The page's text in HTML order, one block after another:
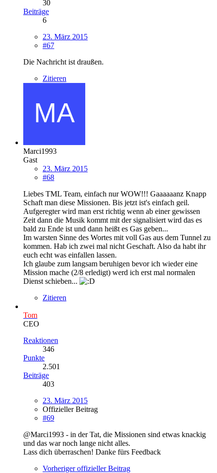
30
Beiträge
6
23. März 2015
#67
Die Nachricht ist draußen.
Zitieren
Marci1993
Gast
23. März 2015
#68
Liebes TML Team, einfach nur WOW!!! Gaaaaaanz Knapp
Schaft man diese Missionen. Bis jetzt ist's einfach geil.
Aufgeregter wird man erst richtig wenn ab einer gewissen
Zeit dann die Musik kommt mit der signalisiert wird das es
bald zu Ende ist und dann heißt es Gas geben...
Im warsten Sinne des Wortes mit voll Gas aus dem Tunnel zu
kommen. Hab ich zwei mal nicht Geschaft. Also da habt ihr
euch echt was einfallen lassen.
Ich glaube zum langsam beruhigen bevor ich wieder eine
Mission mache (2/8 erledigt) werd ich erst mal normalen
Dienst schieben...
Zitieren
Tom
CEO
Reaktionen
346
Punkte
2.501
Beiträge
403
23. März 2015
Offizieller Beitrag
#69
@Marci1993 - in der Tat, die Missionen sind etwas knackig
und das war noch lange nicht alles.
Lass dich überraschen! Danke fürs Feedback
Vorheriger offizieller Beitrag